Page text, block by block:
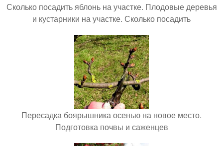
Сколько посадить яблонь на участке. Плодовые деревья
и кустарники на участке. Сколько посадить
Пересадка боярышника осенью на новое место.
Подготовка почвы и саженцев